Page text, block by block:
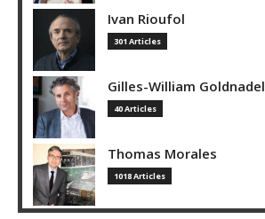
Ivan Rioufol
301 Articles
Gilles-William Goldnadel
40 Articles
Thomas Morales
1018 Articles